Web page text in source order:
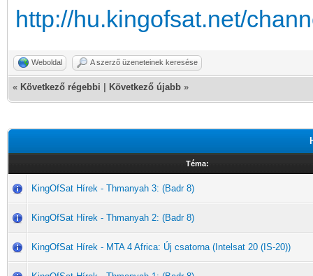
http://hu.kingofsat.net/
Weboldal A szerző üzeneteinek keresése
« Következő régebbi Következő újabb »
Téma:
KingOfSat Hírek - Thmanyah 3: (Badr 8)
KingOfSat Hírek - Thmanyah 2: (Badr 8)
KingOfSat Hírek - MTA 4 Africa: Új csatorna (Intelsat 20 (IS-20))